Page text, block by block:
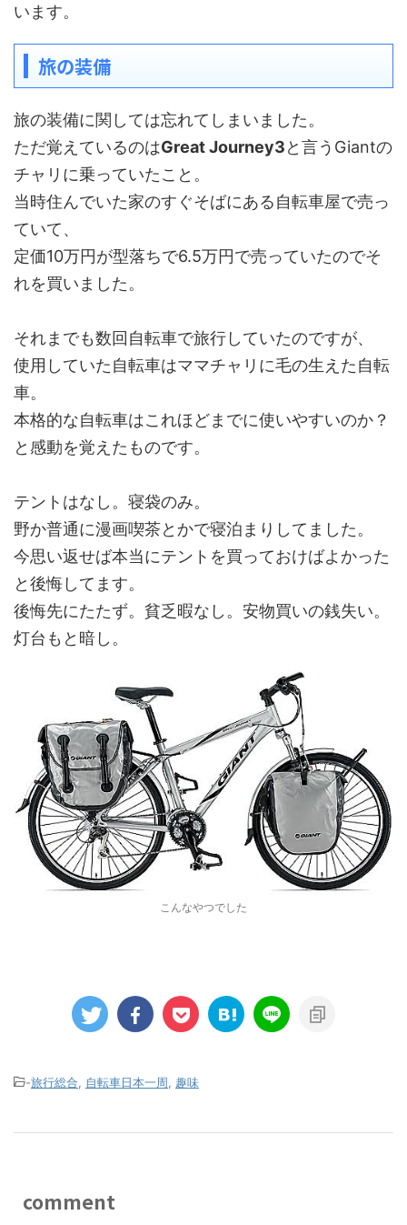
います。
旅の装備
旅の装備に関しては忘れてしまいました。
ただ覚えているのはGreat Journey3と言うGiantの
チャリに乗っていたこと。
当時住んでいた家のすぐそばにある自転車屋で売っ
ていて、
定価10万円が型落ちで6.5万円で売っていたのでそ
れを買いました。
それまでも数回自転車で旅行していたのですが、
使用していた自転車はママチャリに毛の生えた自転
車。
本格的な自転車はこれほどまでに使いやすいのか？
と感動を覚えたものです。
テントはなし。寝袋のみ。
野か普通に漫画喫茶とかで寝泊まりしてました。
今思い返せば本当にテントを買っておけばよかった
と後悔してます。
後悔先にたたず。貧乏暇なし。安物買いの銭失い。
灯台もと暗し。
こんなやつでした
-旅行総合 自転車日本一周 趣味
comment